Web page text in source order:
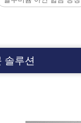
솔루션